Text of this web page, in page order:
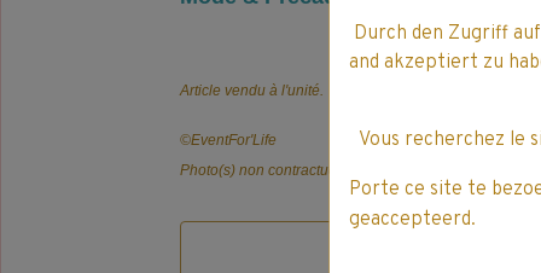
Article vendu à l'unité.
©️EventFor'Life
Photo(s) non contractuelle(s).
Durch den Zugriff
and akzeptiert zu
Vous recherchez le
Porte ce site te
geaccepteerd.